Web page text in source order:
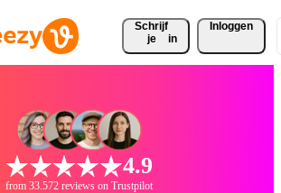
Schrijf
je
in
Inloggen
4.9
from 33.572 reviews on Trustpilot